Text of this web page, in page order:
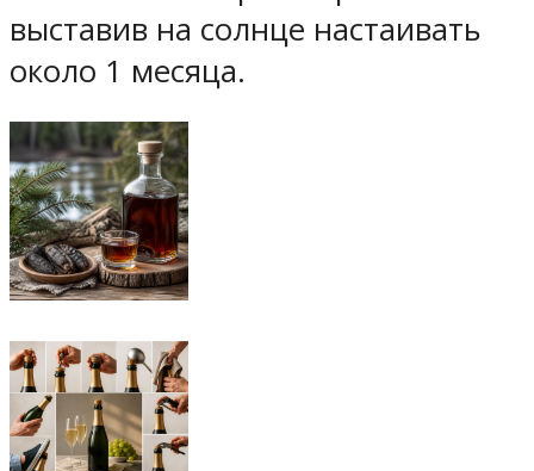
выставив на солнце настаивать
около 1 месяца.